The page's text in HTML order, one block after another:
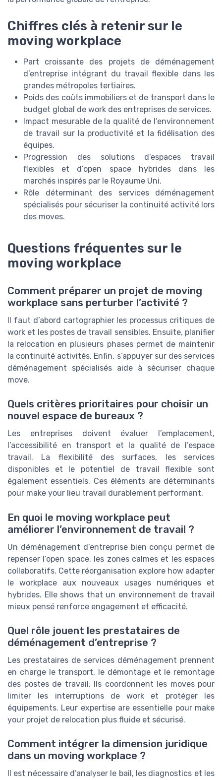
Chiffres clés à retenir sur le
moving workplace
Part croissante des projets de déménagement
d’entreprise intégrant du travail flexible dans les
grandes métropoles tertiaires.
Poids des coûts immobiliers et de transport dans le
budget global de work des entreprises de services.
Impact mesurable de la qualité de l’environnement
de travail sur la productivité et la fidélisation des
équipes.
Progression des solutions d’espaces travail
flexibles et d’open space hybrides dans les
marchés inspirés par le Royaume Uni.
Rôle déterminant des services déménagement
spécialisés pour sécuriser la continuité activité lors
des moves.
Questions fréquentes sur le
moving workplace
Comment préparer un projet de moving
workplace sans perturber l’activité ?
Il faut d’abord cartographier les processus critiques de
work et les postes de travail sensibles. Ensuite, planifier
la relocation en plusieurs phases permet de maintenir
la continuité activités. Enfin, s’appuyer sur des services
déménagement spécialisés aide à sécuriser chaque
move.
Quels critères prioritaires pour choisir un
nouvel espace de bureaux ?
Les entreprises doivent évaluer l’emplacement,
l’accessibilité en transport et la qualité de l’espace
travail. La flexibilité des surfaces, les services
disponibles et le potentiel de travail flexible sont
également essentiels. Ces éléments are déterminants
pour make your lieu travail durablement performant.
En quoi le moving workplace peut
améliorer l’environnement de travail ?
Un déménagement d’entreprise bien conçu permet de
repenser l’open space, les zones calmes et les espaces
collaboratifs. Cette réorganisation explore how adapter
le workplace aux nouveaux usages numériques et
hybrides. Elle shows that un environnement de travail
mieux pensé renforce engagement et efficacité.
Quel rôle jouent les prestataires de
déménagement d’entreprise ?
Les prestataires de services déménagement prennent
en charge le transport, le démontage et le remontage
des postes de travail. Ils coordonnent les moves pour
limiter les interruptions de work et protéger les
équipements. Leur expertise are essentielle pour make
your projet de relocation plus fluide et sécurisé.
Comment intégrer la dimension juridique
dans un moving workplace ?
Il est nécessaire d’analyser le bail, les diagnostics et les